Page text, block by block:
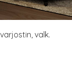
valk.